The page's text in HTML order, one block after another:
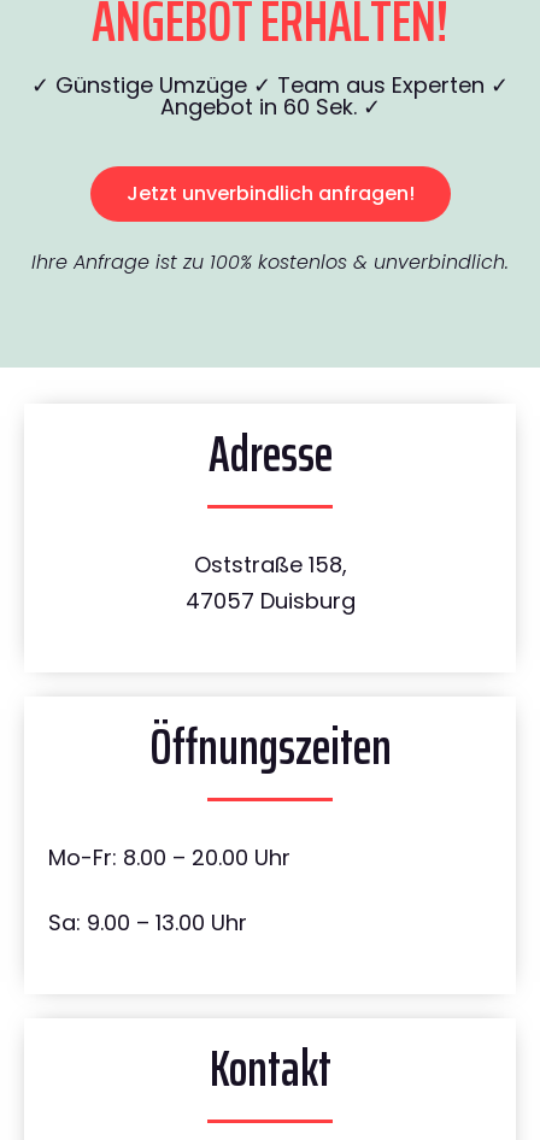
ANGEBOT ERHALTEN!
✓ Günstige Umzüge ✓ Team aus Experten ✓
Angebot in 60 Sek. ✓
Jetzt unverbindlich anfragen!
Ihre Anfrage ist zu 100% kostenlos & unverbindlich.
Adresse
Oststraße 158,
47057 Duisburg
Öffnungszeiten
Mo-Fr: 8.00 – 20.00 Uhr
Sa: 9.00 – 13.00 Uhr
Kontakt